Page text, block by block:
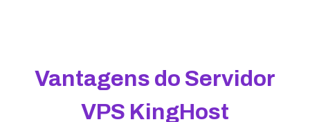
Vantagens do Servidor
VPS KingHost